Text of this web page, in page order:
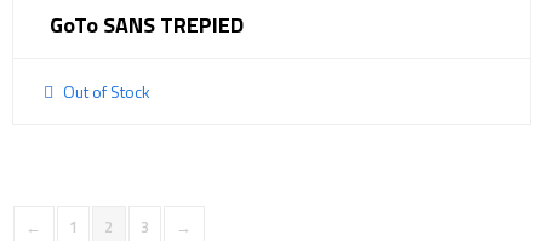
GoTo SANS TREPIED
Out of Stock
← 1 2 3 →